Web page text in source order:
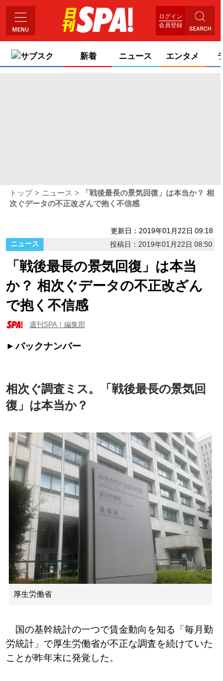
ログイン
会員登録
サブスク 新着 ニュース エンタメ
トップ ニュース
「戦後最長の景気回復」は本当か？ 相
次ぐデータの不正改ざんで抱く不信感
更新日：2019年01月22日 09:18
ニュース
投稿日：2019年01月22日 08:50
「戦後最長の景気回復」は本当
か？ 相次ぐデータの不正改ざん
で抱く不信感
週刊SPA！編集部
バックナンバー
相次ぐ調査ミス。「戦後最長の景気回
復」は本当か？
厚生労働省
国の基幹統計の一つで賃金動向を知る「毎月勤
労統計」で厚生労働省が不正な調査を続けていた
ことが昨年末に発覚した。